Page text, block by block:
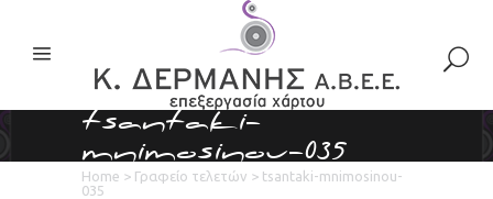
tsantaki-
mnimosinou-035
Home > Γραφείο τελετών > tsantaki-mnimosinou-
035